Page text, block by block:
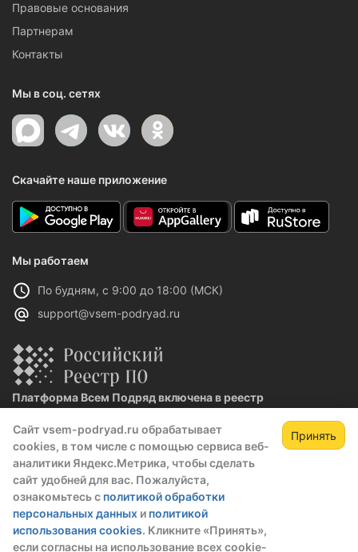
Сайт vsem-podryad.ru обрабатывает
cookies, в том числе с помощью сервиса веб-
аналитики Яндекс.Метрика, чтобы сделать
сайт удобней для вас. Пожалуйста,
ознакомьтесь с политикой обработки
персональных данных и политикой
использования cookies. Кликните «Принять»,
если согласны на использование всех cookie-
Принять
Правовые основания
Партнерам
Контакты
Мы в соц. сетях
Скачайте наше приложение
Мы работаем
По будням, с 9:00 до 18:00 (МСК)
support@vsem-podryad.ru
Платформа Всем Подряд включена в реестр
Реестровая запись №32021 от 06.02.2026
Политика конфиденциальности
О компании